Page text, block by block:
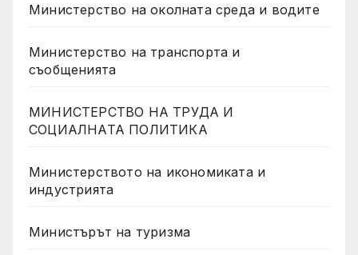
Министерство на околната среда и водите
Министерство на транспорта и
съобщенията
МИНИСТЕРСТВО НА ТРУДА И
СОЦИАЛНАТА ПОЛИТИКА
Министерството на икономиката и
индустрията
Министърът на туризма